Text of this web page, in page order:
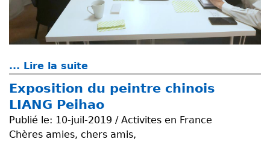
... Lire la suite
e
R
é
c
e
Exposition du peintre chinois
LIANG Peihao
Publié le: 10-juil-2019 / Activites en France
Chères amies, chers amis,